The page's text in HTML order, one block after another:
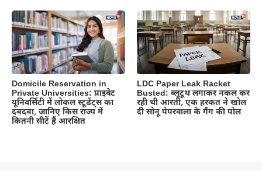
Domicile Reservation in
Private Universities: प्राइवेट
यूनिवर्सिटी में लोकल स्टूडेंट्स का
दबदबा, जानिए किस राज्य में
कितनी सीटें हैं आरक्षित
LDC Paper Leak Racket
Busted: ब्लूटूथ लगाकर नकल कर
रही थी आरती, एक हरकत ने खोल
दी सोनू पेपरवाला के गैंग की पोल